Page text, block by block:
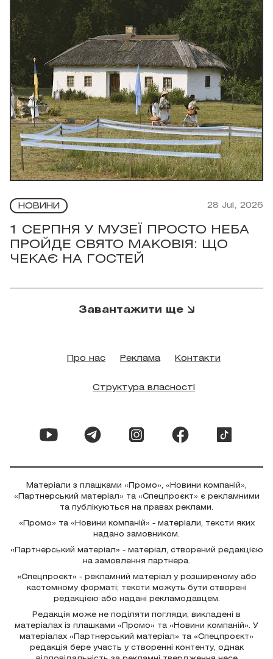
НОВИНИ 28 Jul, 2026
1 СЕРПНЯ У МУЗЕЇ ПРОСТО НЕБА
ПРОЙДЕ СВЯТО МАКОВІЯ: ЩО
ЧЕКАЄ НА ГОСТЕЙ
Завантажити ще
Про нас Реклама Контакти
Структура власності
Матеріали з плашками «Промо», «Новини компаній»,
«Партнерський матеріал» та «Спецпроєкт» є рекламними
та публікуються на правах реклами.
«Промо» та «Новини компаній» - матеріали, тексти яких
надано замовником.
«Партнерський матеріал» - матеріал, створений редакцією
на замовлення партнера.
«Спецпроєкт» - рекламний матеріал у розширеному або
кастомному форматі; тексти можуть бути створені
редакцією або надані рекламодавцем.
Редакція може не поділяти погляди, викладені в
матеріалах із плашками «Промо» та «Новини компаній». У
матеріалах «Партнерський матеріал» та «Спецпроєкт»
редакція бере участь у створенні контенту, однак